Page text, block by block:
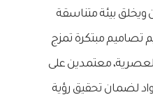
بيئة متناسقة
تصاميم مبتكرة تمزج
العصرية، معتمدين على
لضمان تحقيق رؤية